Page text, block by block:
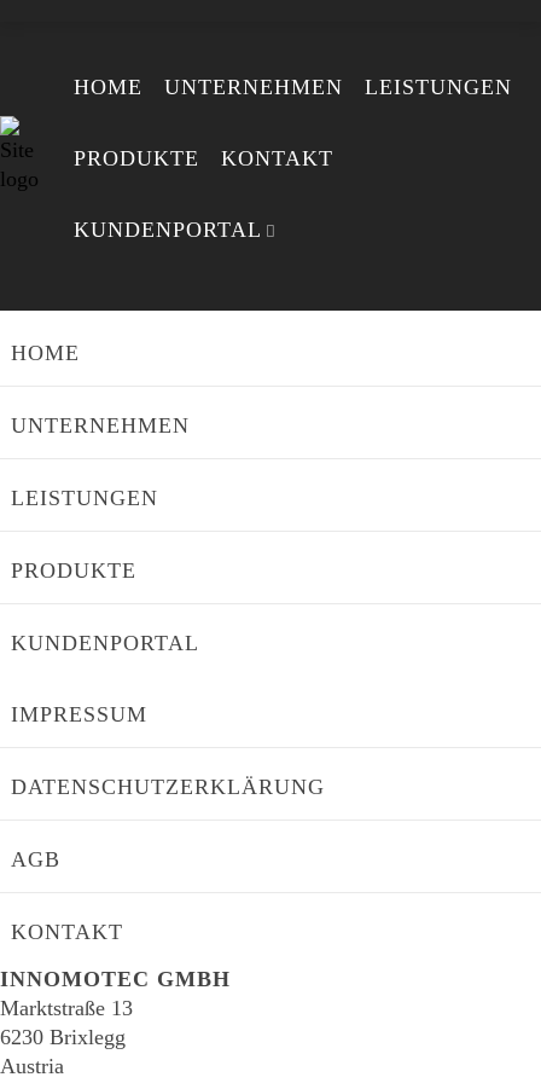
HOME UNTERNEHMEN LEISTUNGEN
PRODUKTE KONTAKT
KUNDENPORTAL
Mail-Adresse oder deinen Benutzernamen ein.
HOME
UNTERNEHMEN
LEISTUNGEN
PRODUKTE
KUNDENPORTAL
IMPRESSUM
DATENSCHUTZERKLÄRUNG
AGB
KONTAKT
INNOMOTEC GMBH
Marktstraße 13
6230 Brixlegg
Austria